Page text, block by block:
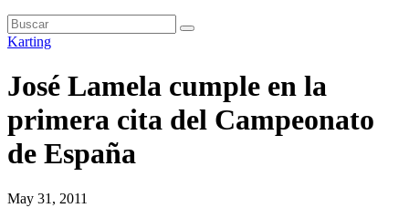
Karting
José Lamela cumple en la
primera cita del Campeonato
de España
May 31, 2011